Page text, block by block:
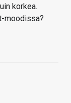
korkea.
moodissa?